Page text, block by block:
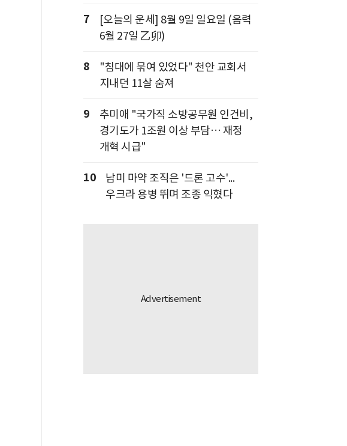
7
[오늘의 운세] 8월 9일 일요일 (음력
6월 27일 乙卯)
8
"침대에 묶여 있었다" 천안 교회서
지내던 11살 숨져
9
추미애 "국가직 소방공무원 인건비,
경기도가 1조원 이상 부담… 재정
개혁 시급"
10
남미 마약 조직은 '드론 고수'...
우크라 용병 뛰며 조종 익혔다